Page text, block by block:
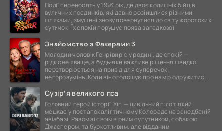
Події переносять у 1993 рік, де двоє колишніх бійців
вуличних поєдинків, які давно розійшлися різними
шляхами, змушені знову повернутися до світу жорстоких
сутичок. Їх спокій порушує поява загадкової
Знайомство з Факерами 3
Молодий чоловік Генрі виріс у родині, де спокій —
рідкісне явище, а будь-яке важливе рішення швидко
перетворюється на привід для суперечок і
непорозумінь. Коли він оголошує про намір одружитися,
Сузір’я великого пса
Головний герой історії, Хіг, — цивільний пілот, який
мешкає у постапокаліптичному Колорадо на занедбаній
авіабазі. Разом зі своїм вірним супутником, собакою
Джаспером, та буркотливим, але відданим